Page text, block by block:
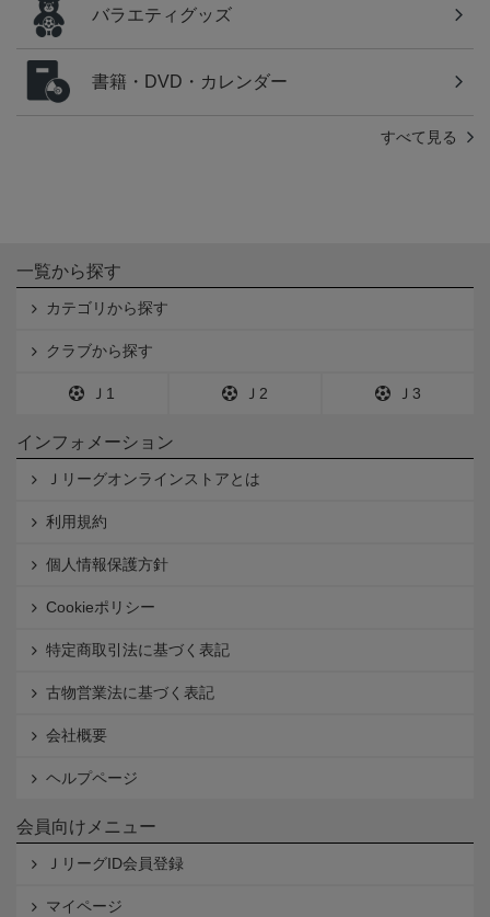
バラエティグッズ
書籍・DVD・カレンダー
すべて見る
一覧から探す
カテゴリから探す
クラブから探す
Ｊ1 Ｊ2 Ｊ3
インフォメーション
Ｊリーグオンラインストアとは
利用規約
個人情報保護方針
Cookieポリシー
特定商取引法に基づく表記
古物営業法に基づく表記
会社概要
ヘルプページ
会員向けメニュー
ＪリーグID会員登録
マイページ